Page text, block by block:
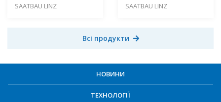
SAATBAU LINZ SAATBAU LINZ
Всі продукти
НОВИНИ
ТЕХНОЛОГІЇ